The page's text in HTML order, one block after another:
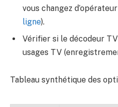
vous changez
ligne).
Vérifier si le décodeur
usages TV
Tableau synthétique des